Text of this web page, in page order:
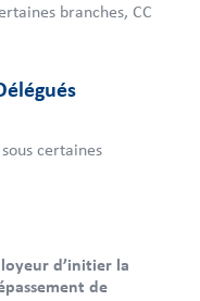
branches, CC
certaines
d’initier la
de